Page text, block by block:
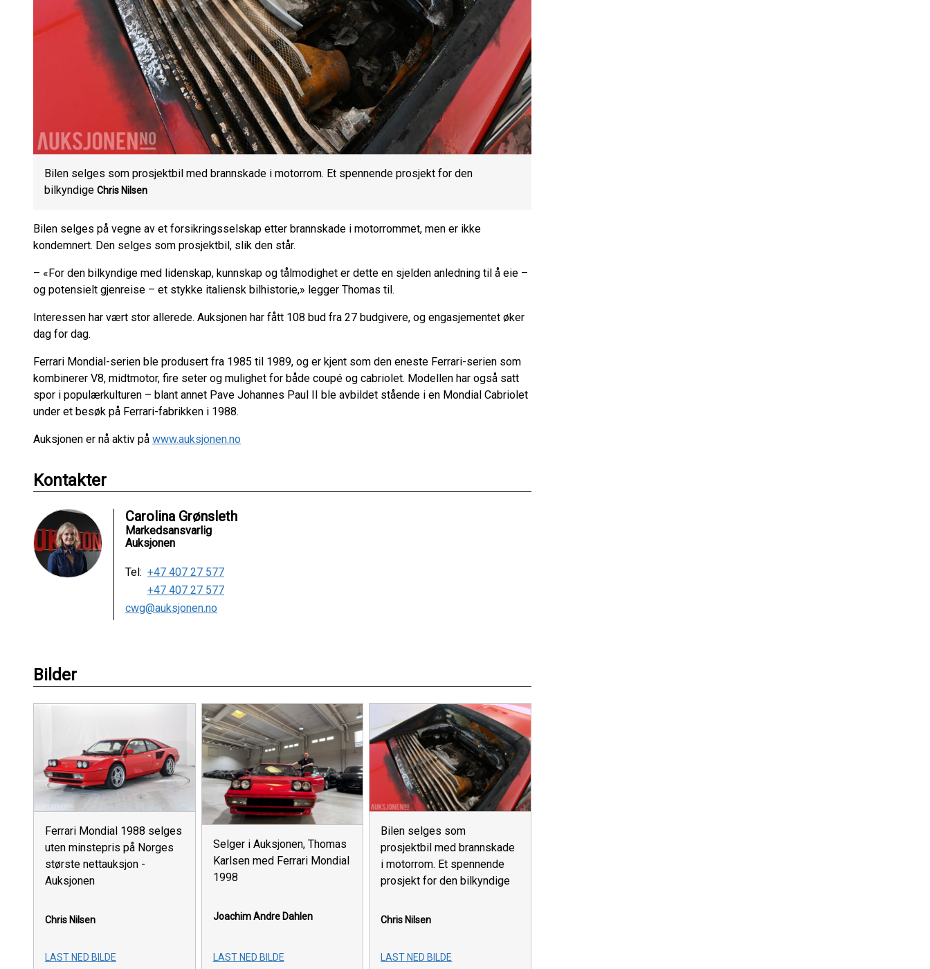
Bilen selges som prosjektbil med brannskade i motorrom. Et spennende prosjekt for den
bilkyndige Chris Nilsen
Bilen selges på vegne av et forsikringsselskap etter brannskade i motorrommet, men er ikke
kondemnert. Den selges som prosjektbil, slik den står.
– «For den bilkyndige med lidenskap, kunnskap og tålmodighet er dette en sjelden anledning til å eie –
og potensielt gjenreise – et stykke italiensk bilhistorie,» legger Thomas til.
Interessen har vært stor allerede. Auksjonen har fått 108 bud fra 27 budgivere, og engasjementet øker
dag for dag.
Ferrari Mondial-serien ble produsert fra 1985 til 1989, og er kjent som den eneste Ferrari-serien som
kombinerer V8, midtmotor, fire seter og mulighet for både coupé og cabriolet. Modellen har også satt
spor i populærkulturen – blant annet Pave Johannes Paul II ble avbildet stående i en Mondial Cabriolet
under et besøk på Ferrari-fabrikken i 1988.
Auksjonen er nå aktiv på www.auksjonen.no
Kontakter
Carolina Grønsleth
Markedsansvarlig
Auksjonen
Tel: +47 407 27 577
+47 407 27 577
cwg@auksjonen.no
Bilder
Ferrari Mondial 1988 selges
uten minstepris på Norges
største nettauksjon -
Auksjonen
Chris Nilsen
LAST NED BILDE
Selger i Auksjonen, Thomas
Karlsen med Ferrari Mondial
1998
Joachim Andre Dahlen
LAST NED BILDE
Bilen selges som
prosjektbil med brannskade
i motorrom. Et spennende
prosjekt for den bilkyndige
Chris Nilsen
LAST NED BILDE